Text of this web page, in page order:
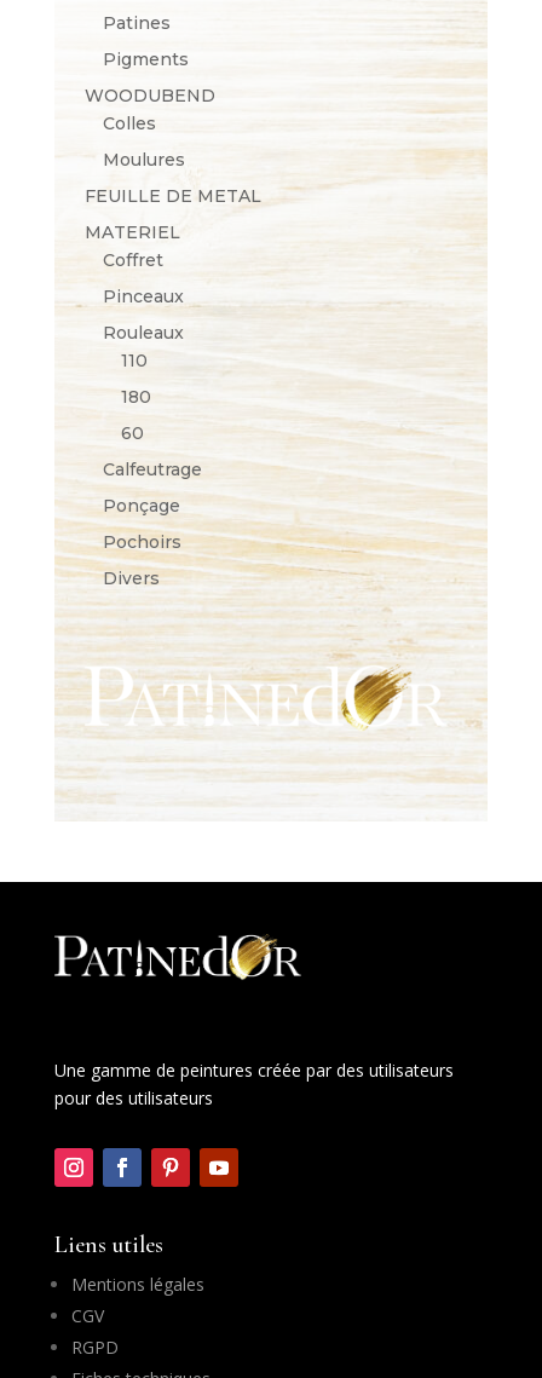
Patines
Pigments
WOODUBEND
Colles
Moulures
FEUILLE DE METAL
MATERIEL
Coffret
Pinceaux
Rouleaux
110
180
60
Calfeutrage
Ponçage
Pochoirs
Divers
Une gamme de peintures créée par des utilisateurs
pour des utilisateurs
Liens utiles
Mentions légales
CGV
RGPD